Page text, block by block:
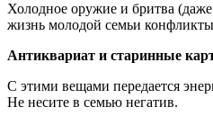
Холодное оружие и бритва
жизнь молодой семьи
Антиквариат и старинные
С этими вещами передается
Не несите в семью негатив.